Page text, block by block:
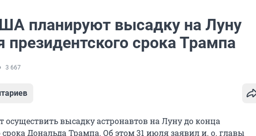
планируют высадку на Луну
президентского срока Трампа
3 667
высадку астронавтов на Луну до конца
срока Дональда Трампа. Об этом 31 июля заявил и. о. главы